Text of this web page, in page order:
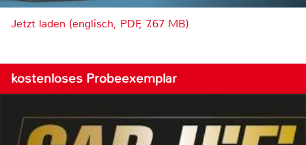
Jetzt laden (englisch, PDF, 7.67 MB)
kostenloses Probeexemplar